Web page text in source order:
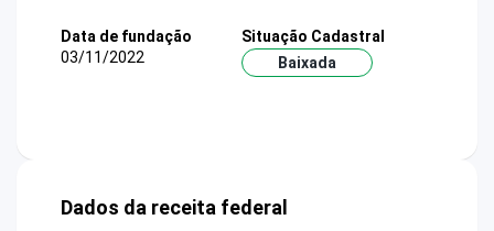
Data de fundação
03/11/2022
Situação Cadastral
Baixada
Dados da receita federal